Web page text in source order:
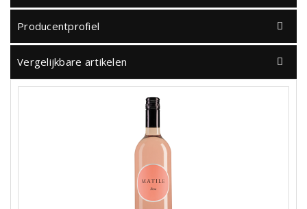
Producentprofiel
Vergelijkbare artikelen